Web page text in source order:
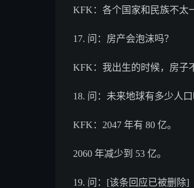
KFK：各个国家和民族不太
17. 问：房产会泡沫吗？
KFK：我出生的时候，房子
18. 问：未来地球有多少人口
KFK：2047 年有 80 亿。
2060 年减少到 53 亿。
19. 问：[该条回应已被删除]